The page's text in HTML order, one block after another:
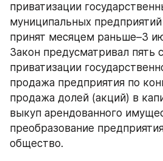
приватизации
муниципальных
принят месяцем раньше–3
Закон предусматривал пять
приватизации
продажа предприятия по
продажа долей (акций) в
выкуп арендованного
преобразование
общество.